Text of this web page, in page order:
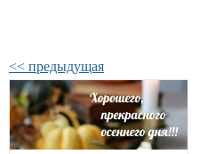
<< предыдущая